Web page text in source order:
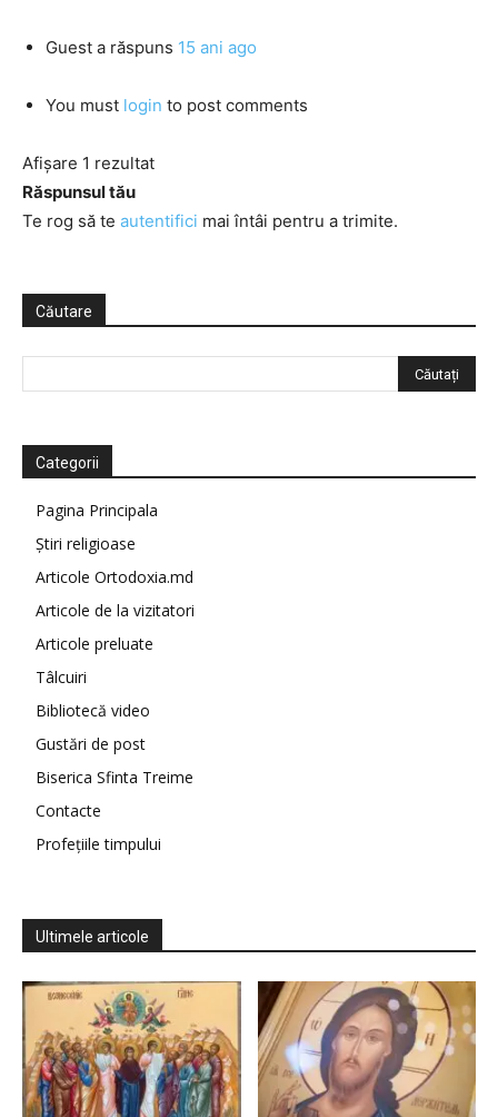
Guest a răspuns 15 ani ago
You must login to post comments
Afișare 1 rezultat
Răspunsul tău
Te rog să te autentifici mai întâi pentru a trimite.
Căutare
Categorii
Pagina Principala
Știri religioase
Articole Ortodoxia.md
Articole de la vizitatori
Articole preluate
Tâlcuiri
Bibliotecă video
Gustări de post
Biserica Sfinta Treime
Contacte
Profețiile timpului
Ultimele articole